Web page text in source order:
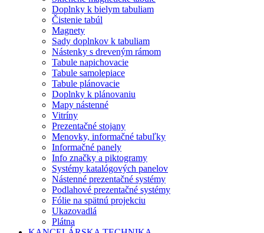
Doplnky k bielym tabuliam
Čistenie tabúl
Magnety
Sady doplnkov k tabuliam
Nástenky s dreveným rámom
Tabule napichovacie
Tabule samolepiace
Tabule plánovacie
Doplnky k plánovaniu
Mapy nástenné
Vitríny
Prezentačné stojany
Menovky, informačné tabuľky
Informačné panely
Info značky a piktogramy
Systémy katalógových panelov
Nástenné prezentačné systémy
Podlahové prezentačné systémy
Fólie na spätnú projekciu
Ukazovadlá
Plátna